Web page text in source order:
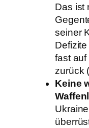
Das ist
seiner
fast auf
zurück (
Keine